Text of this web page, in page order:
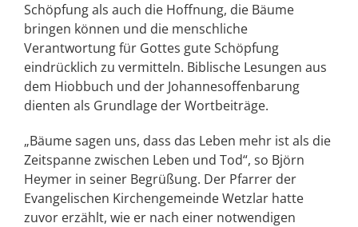
Schöpfung als auch die Hoffnung, die Bäume
bringen können und die menschliche
Verantwortung für Gottes gute Schöpfung
eindrücklich zu vermitteln. Biblische Lesungen aus
dem Hiobbuch und der Johannesoffenbarung
dienten als Grundlage der Wortbeiträge.
„Bäume sagen uns, dass das Leben mehr ist als die
Zeitspanne zwischen Leben und Tod“, so Björn
Heymer in seiner Begrüßung. Der Pfarrer der
Evangelischen Kirchengemeinde Wetzlar hatte
zuvor erzählt, wie er nach einer notwendigen